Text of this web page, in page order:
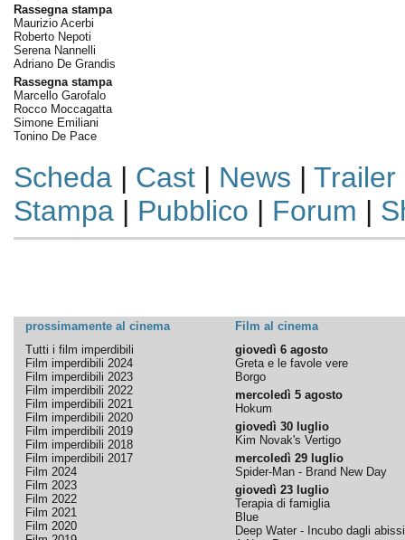
Rassegna stampa
Maurizio Acerbi
Roberto Nepoti
Serena Nannelli
Adriano De Grandis
Rassegna stampa
Marcello Garofalo
Rocco Moccagatta
Simone Emiliani
Tonino De Pace
Scheda| Cast| News | Trailer
Stampa| Pubblico | Forum |
prossimamente al cinema
Film al cinema
Tutti i film imperdibili
Film imperdibili 2024
Film imperdibili 2023
Film imperdibili 2022
Film imperdibili 2021
Film imperdibili 2020
Film imperdibili 2019
Film imperdibili 2018
Film imperdibili 2017
Film 2024
Film 2023
Film 2022
Film 2021
Film 2020
giovedì 6 agosto
Greta e le favole vere
Borgo
mercoledì 5 agosto
Hokum
giovedì 30 luglio
Kim Novak's Vertigo
mercoledì 29 luglio
Spider-Man - Brand New Day
giovedì 23 luglio
Terapia di famiglia
Blue
Deep Water - Incubo dagli abissi